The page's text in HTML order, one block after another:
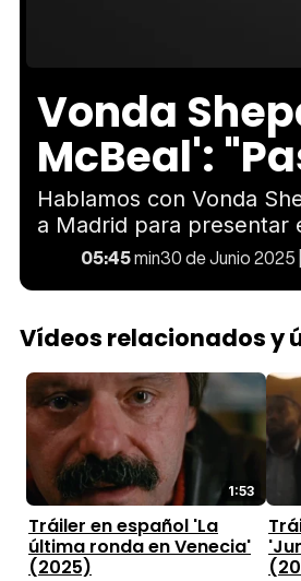
Vonda
McBeal':
Hablamos con Vonda
a Madrid para presentar
05:45min30 de Junio 2025
Vídeos relacionados y
1:53
Tráiler en español 'La
última ronda en Venecia'
(2025)